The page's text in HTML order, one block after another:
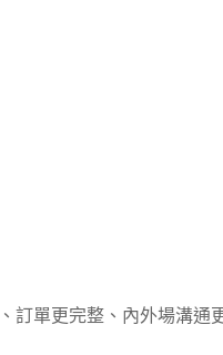
訂單更完整、內外場溝通